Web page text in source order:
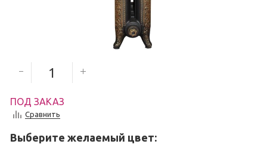
ПОД ЗАКАЗ
Сравнить
Выберите желаемый цвет: